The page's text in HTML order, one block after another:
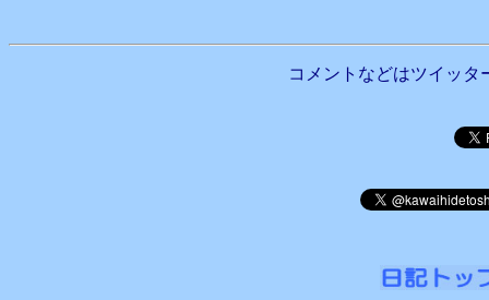
コメントなどはツイッタ